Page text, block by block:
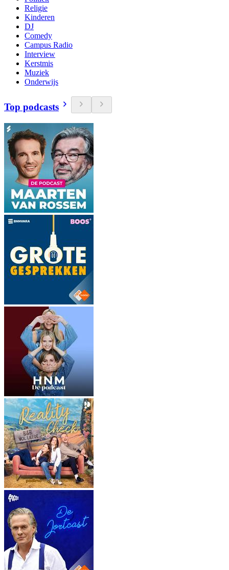
Religie
Kinderen
DJ
Comedy
Campus Radio
Interview
Kerstmis
Muziek
Onderwijs
Top podcasts